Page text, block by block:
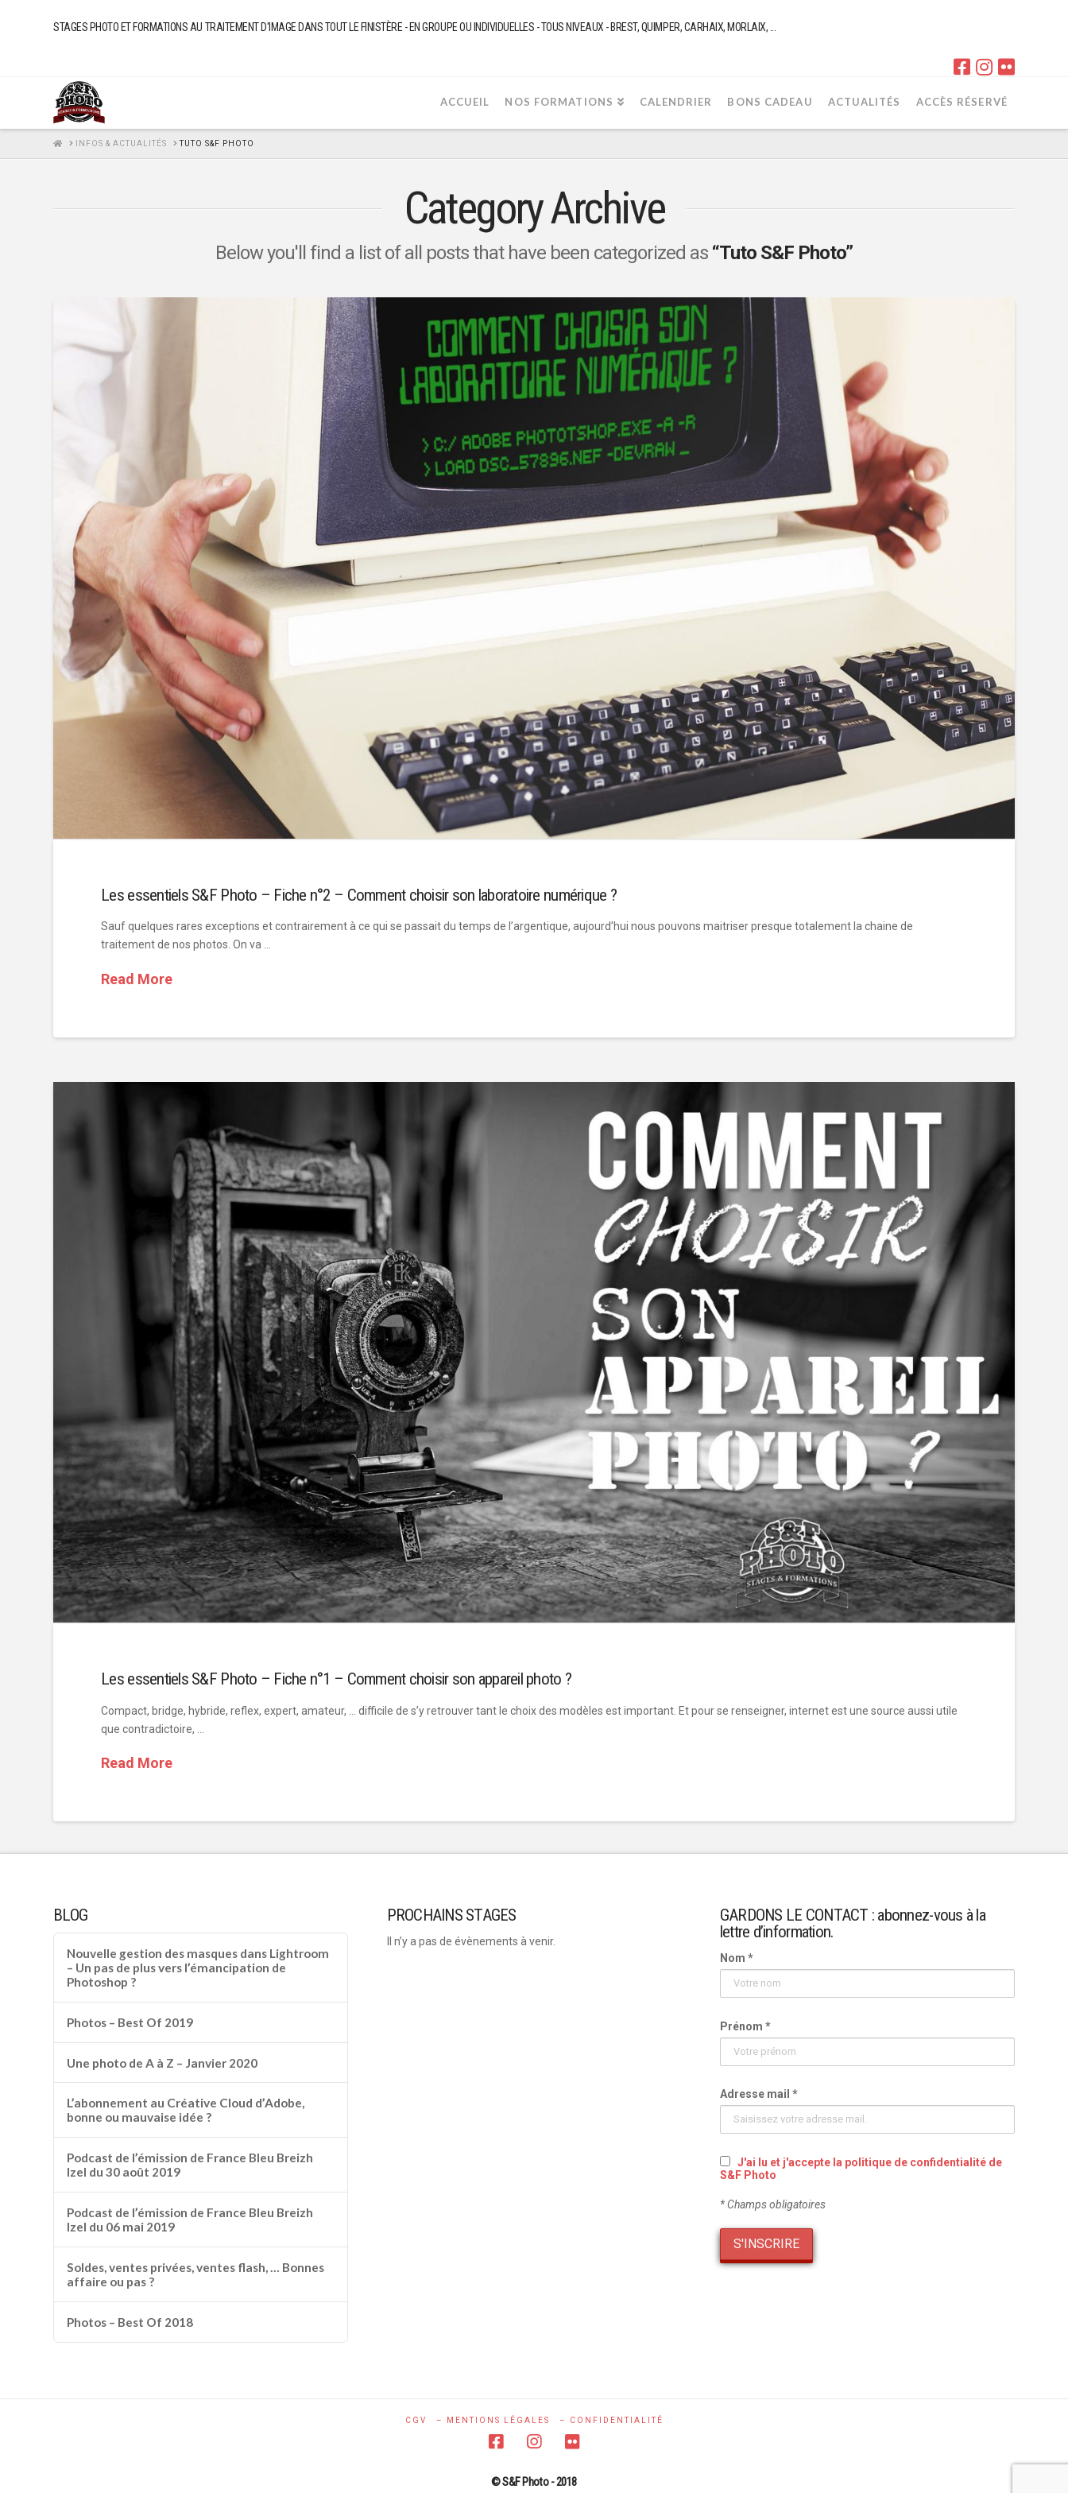
STAGES PHOTO ET FORMATIONS AU TRAITEMENT D'IMAGE DANS TOUT LE FINISTÈRE - EN GROUPE OU INDIVIDUELLES - TOUS NIVEAUX - BREST, QUIMPER, CARHAIX, MORLAIX, ...
ACCUEIL NOS FORMATIONS CALENDRIER BONS CADEAU ACTUALITÉS ACCÈS RÉSERVÉ
HOMEINFOS & ACTUALITÉS TUTO S&F PHOTO
Category Archive
Below you'll find a list of all posts that have been categorized as “Tuto S&F Photo”
Les essentiels S&F Photo – Fiche n°2 – Comment choisir son laboratoire numérique ?
Sauf quelques rares exceptions et contrairement à ce qui se passait du temps de l’argentique, aujourd’hui nous pouvons maitriser presque totalement la chaine de
traitement de nos photos. On va …
Read More
Les essentiels S&F Photo – Fiche n°1 – Comment choisir son appareil photo ?
Compact, bridge, hybride, reflex, expert, amateur, … difficile de s’y retrouver tant le choix des modèles est important. Et pour se renseigner, internet est une source aussi utile
que contradictoire, …
Read More
BLOG
Nouvelle gestion des masques dans Lightroom
– Un pas de plus vers l’émancipation de
Photoshop ?
Photos – Best Of 2019
Une photo de A à Z – Janvier 2020
L’abonnement au Créative Cloud d’Adobe,
bonne ou mauvaise idée ?
Podcast de l’émission de France Bleu Breizh
Izel du 30 août 2019
Podcast de l’émission de France Bleu Breizh
Izel du 06 mai 2019
Soldes, ventes privées, ventes flash, … Bonnes
affaire ou pas ?
Photos – Best Of 2018
PROCHAINS STAGES
Il n’y a pas de évènements à venir.
GARDONS LE CONTACT : abonnez-vous à la
lettre d’information.
Nom *
Prénom *
Adresse mail *
J'ai lu et j'accepte la politique de confidentialité de
S&F Photo
* Champs obligatoires
CGV – MENTIONS LÉGALES – CONFIDENTIALITÉ
© S&F Photo - 2018